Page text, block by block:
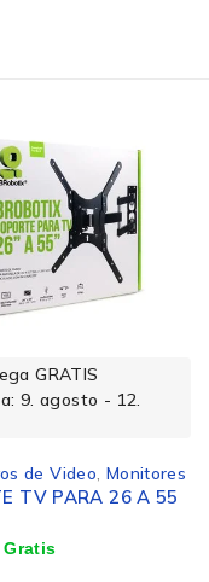
GRATIS
9. agosto - 12.
Monitores y TV,
de Video
PARA CAMARA
LOGITECH, BASICO